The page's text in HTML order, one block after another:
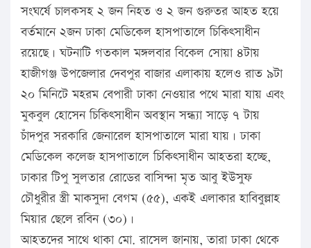
সংঘর্ষে চালকসহ ২ জন নিহত ও ২ জন গুরুতর আহত হয়ে
বর্তমানে ২জন ঢাকা মেডিকেল হাসপাতালে চিকিৎসাধীন
রয়েছে। ঘটনাটি গতকাল মঙ্গলবার বিকেল সোয়া ৪টায়
হাজীগঞ্জ উপজেলার দেবপুর বাজার এলাকায় হলেও রাত ৯টা
২০ মিনিটে মহরম বেপারী ঢাকা নেওয়ার পথে মারা যায় এবং
মুকবুল হোসেন চিকিৎসাধীন অবস্থান সন্ধ্যা সাড়ে ৭ টায়
চাঁদপুর সরকারি জেনারেল হাসপাতালে মারা যায়। ঢাকা
মেডিকেল কলেজ হাসপাতালে চিকিৎসাধীন আহতরা হচ্ছে,
ঢাকার টিপু সুলতার রোডের বাসিন্দা মৃত আবু ইউসুফ
চৌধুরীর স্ত্রী মাকসুদা বেগম (৫৫), একই এলাকার হাবিবুল্লাহ
মিয়ার ছেলে রবিন (৩০)।
আহতদের সাথে থাকা মো. রাসেল জানায়, তারা ঢাকা থেকে